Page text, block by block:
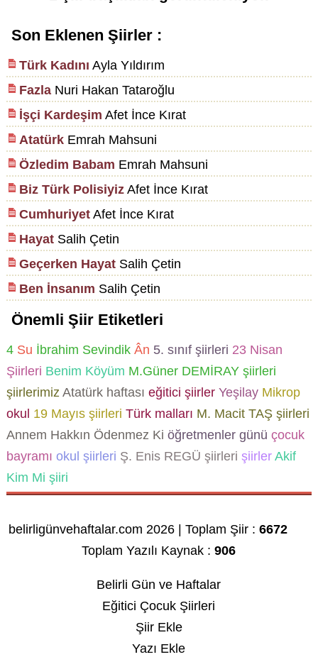
Son Eklenen Şiirler :
Türk Kadını Ayla Yıldırım
FazlaNuri Hakan Tataroğlu
İşçi Kardeşim Afet İnce Kırat
AtatürkEmrah Mahsuni
Özledim Babam Emrah Mahsuni
Biz Türk PolisiyizAfet İnce Kırat
CumhuriyetAfet İnce Kırat
HayatSalih Çetin
Geçerken HayatSalih Çetin
Ben İnsanım Salih Çetin
Önemli Şiir Etiketleri
4 Su İbrahim Sevindik Ân 5. sınıf şiirleri 23 Nisan
Şiirleri Benim Köyüm M.Güner DEMİRAY şiirleri
şiirlerimiz Atatürk haftası eğitici şiirler Yeşilay Mikrop
okul 19 Mayıs şiirleri Türk malları M. Macit TAŞ şiirleri
Annem Hakkın Ödenmez Ki öğretmenler günü çocuk
bayramı okul şiirleri Ş. Enis REGÜ şiirleri şiirler Akif
Kim Mi şiiri
belirligünvehaftalar.com 2026 | Toplam Şiir :6672
Toplam Yazılı Kaynak :906
Belirli Gün ve Haftalar
Eğitici Çocuk Şiirleri
Şiir Ekle
Yazı Ekle